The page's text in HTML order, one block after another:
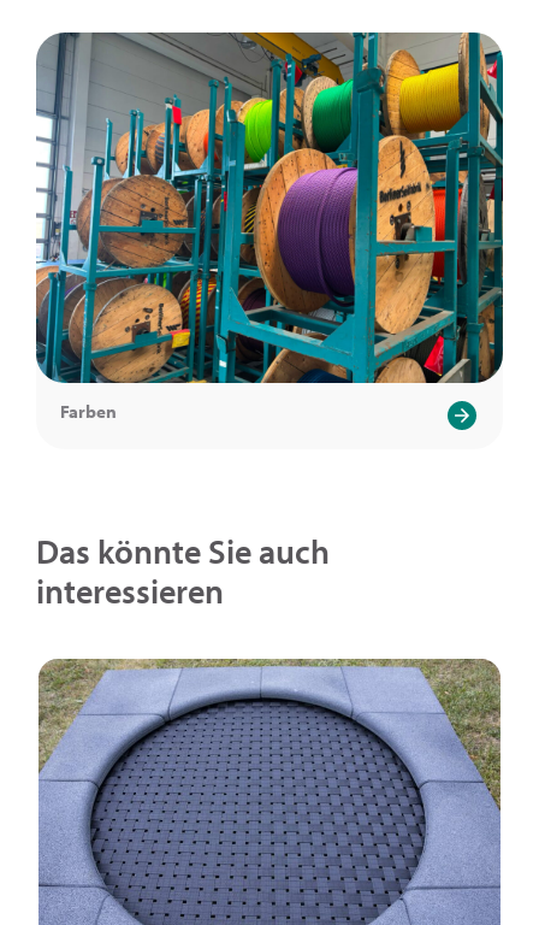
Farben
Das könnte Sie auch
interessieren